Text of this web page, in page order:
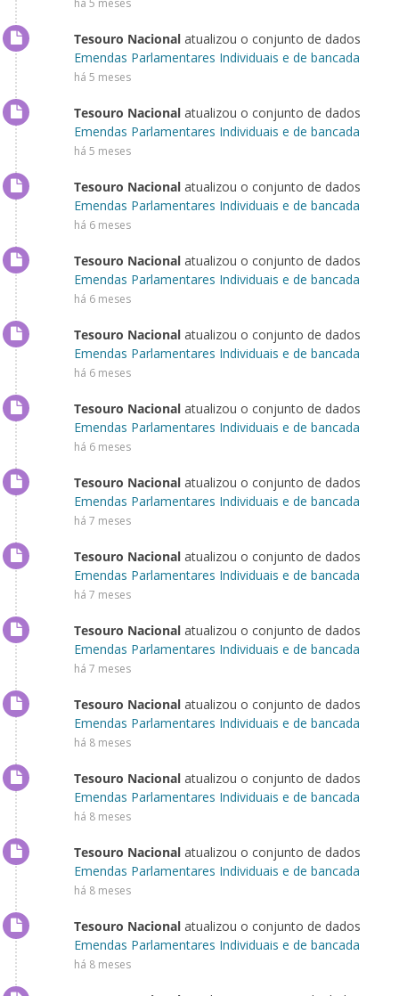
há 5 meses
Tesouro Nacional atualizou o conjunto de dados
Emendas Parlamentares Individuais e de bancada
há 5 meses
Tesouro Nacional atualizou o conjunto de dados
Emendas Parlamentares Individuais e de bancada
há 5 meses
Tesouro Nacional atualizou o conjunto de dados
Emendas Parlamentares Individuais e de bancada
há 6 meses
Tesouro Nacional atualizou o conjunto de dados
Emendas Parlamentares Individuais e de bancada
há 6 meses
Tesouro Nacional atualizou o conjunto de dados
Emendas Parlamentares Individuais e de bancada
há 6 meses
Tesouro Nacional atualizou o conjunto de dados
Emendas Parlamentares Individuais e de bancada
há 6 meses
Tesouro Nacional atualizou o conjunto de dados
Emendas Parlamentares Individuais e de bancada
há 7 meses
Tesouro Nacional atualizou o conjunto de dados
Emendas Parlamentares Individuais e de bancada
há 7 meses
Tesouro Nacional atualizou o conjunto de dados
Emendas Parlamentares Individuais e de bancada
há 7 meses
Tesouro Nacional atualizou o conjunto de dados
Emendas Parlamentares Individuais e de bancada
há 8 meses
Tesouro Nacional atualizou o conjunto de dados
Emendas Parlamentares Individuais e de bancada
há 8 meses
Tesouro Nacional atualizou o conjunto de dados
Emendas Parlamentares Individuais e de bancada
há 8 meses
Tesouro Nacional atualizou o conjunto de dados
Emendas Parlamentares Individuais e de bancada
há 8 meses